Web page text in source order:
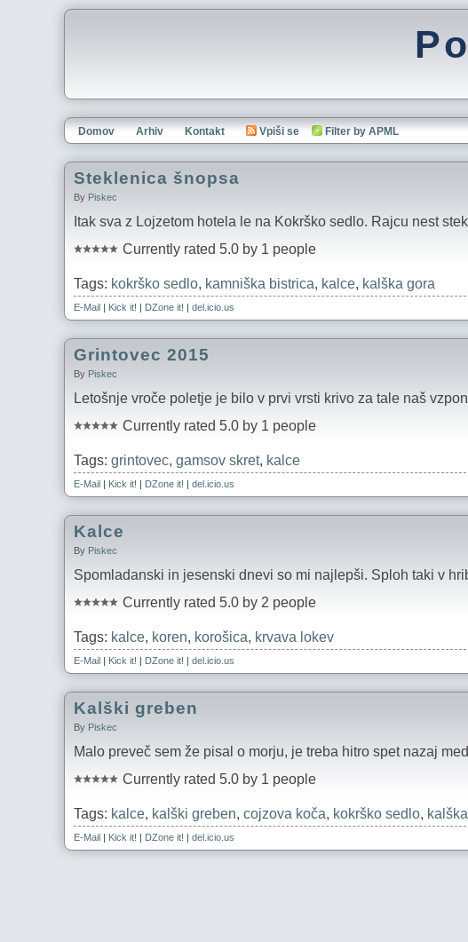
Domov Arhiv Kontakt Vpiši se Filter by APML
Steklenica šnopsa
By Piskec
Itak sva z Lojzetom hotela le na Kokrško sedlo. Rajcu nest
Currently rated 5.0 by 1 people
Tags: kokrško sedlo, kamniška bistrica, kalce, kalška gora
E-Mail | Kick it! | DZone it! | del.icio.us
Grintovec 2015
By Piskec
Letošnje vroče poletje je bilo v prvi vrsti krivo za tale naš
Currently rated 5.0 by 1 people
Tags: grintovec, gamsov skret, kalce
E-Mail | Kick it! | DZone it! | del.icio.us
Kalce
By Piskec
Spomladanski in jesenski dnevi so mi najlepši. Sploh taki v
Currently rated 5.0 by 2 people
Tags: kalce, koren, korošica, krvava lokev
E-Mail | Kick it! | DZone it! | del.icio.us
Kalški greben
By Piskec
Malo preveč sem že pisal o morju, je treba hitro spet nazaj
Currently rated 5.0 by 1 people
Tags: kalce, kalški greben, cojzova koča, kokrško sedlo,
E-Mail | Kick it! | DZone it! | del.icio.us